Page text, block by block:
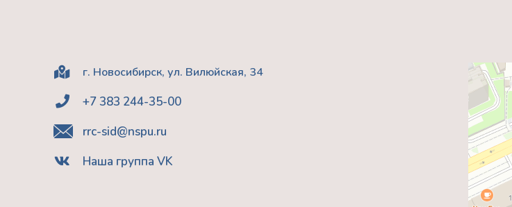
г. Новосибирск, ул. Вилюйская, 34
+7 383 244-35-00
rrc-sid@nspu.ru
Наша группа VK